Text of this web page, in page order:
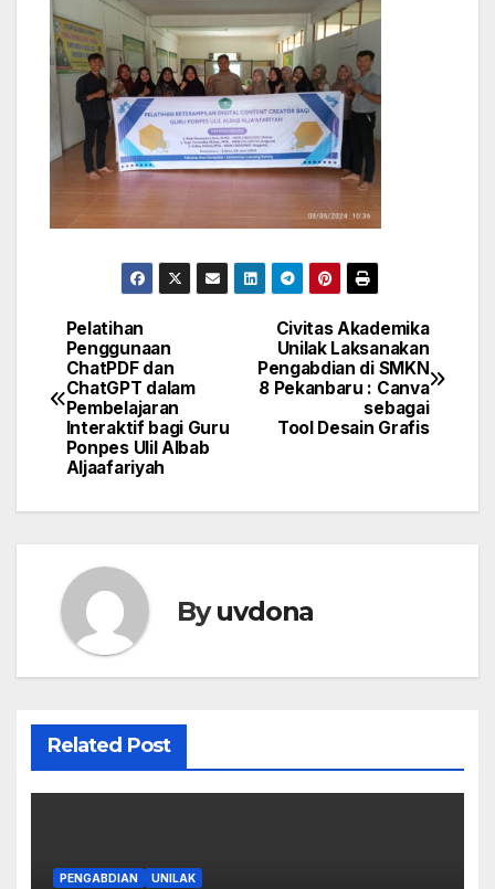
Post
navigation
Civitas Akademika
Unilak Laksanakan
Pengabdian di SMKN
8 Pekanbaru : Canva
sebagai
Tool Desain Grafis
Pelatihan
Penggunaan
ChatPDF dan
ChatGPT dalam
Pembelajaran
Interaktif bagi Guru
Ponpes Ulil Albab
Aljaafariyah
Byuvdona
Related Post
PENGABDIAN UNILAK